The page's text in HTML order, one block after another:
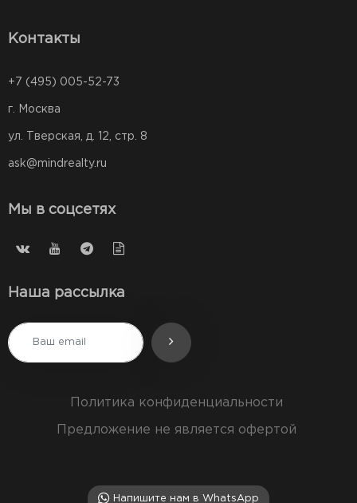
Контакты
+7 (495) 005-52-73
г. Москва
ул. Тверская, д. 12, стр. 8
ask@mindrealty.ru
Мы в соцсетях
Наша рассылка
Политика конфиденциальности
Предложение не является офертой
Напишите нам в WhatsApp